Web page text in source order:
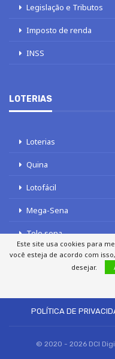
Legislação e Tributos
Imposto de renda
INSS
LOTERIAS
Loterias
Quina
Lotofácil
Mega-Sena
Tele sena
POLÍTICA DE
© 2020 - 2026 DCI
Este site usa cookies para
você esteja de acordo com
desejar.